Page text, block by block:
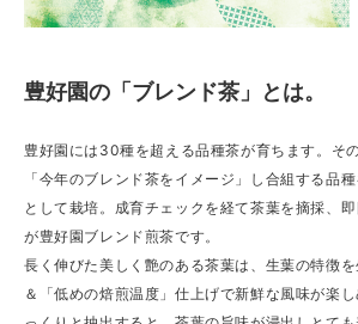
豊好園の「ブレンド茶」とは。
豊好園には30種を超える品種茶が育ちます。そ
「今年のブレンド茶をイメージ」し合組する品
として栽培。成育チェックを経て茶葉を摘採、
が豊好園ブレンド煎茶です。
長く伸びた美しく艶のある茶葉は、生葉の特徴を
＆「低めの焙煎温度」仕上げで新鮮な風味が楽